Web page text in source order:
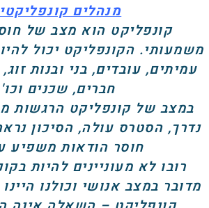
מנהלים
קונפליקט הוא מצב של
משמעותי. הקונפליקט יכול
עמיתים, עובדים, בני ובנות
חברים, שכנים
במצב של קונפליקט הרגשות
נדרך, הסטרס עולה, הסיכון
חוסר הודאות משפיע
רובו לא מעוניינים להיות
מדובר במצב אנושי וכולנו